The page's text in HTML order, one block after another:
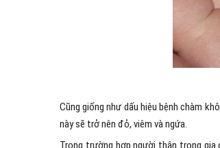
Cũng giống như dấu hiệu bệnh chàm
này sẽ trở nên đỏ, viêm và ngứa.
Trong trường hợp người thân trong